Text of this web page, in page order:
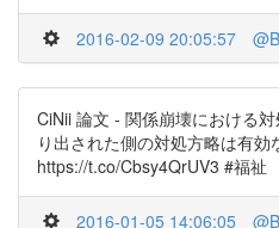
2016-02-09 20:05:57
CiNii 論文 - 関係崩壊における
り出された側の対処方略は有効
https://t.co/Cbsy4QrUV3 #福祉
2016-01-05 14:06:05